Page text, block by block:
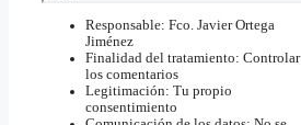
Responsable: Fco. Javier Ortega
Jiménez
Finalidad del tratamiento: Controlar
los comentarios
Legitimación: Tu propio
consentimiento